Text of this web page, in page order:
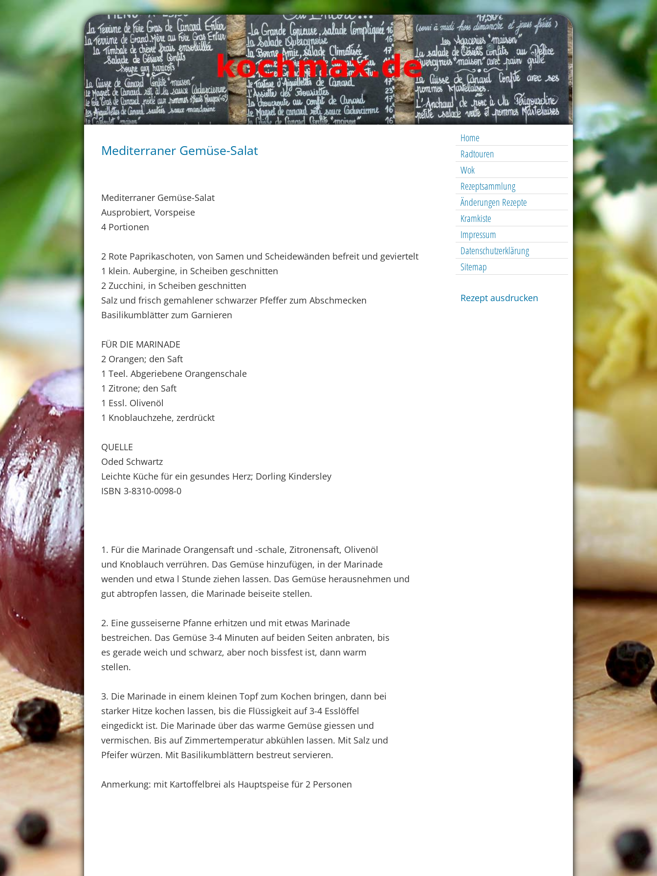
Home
Radtouren
Wok
Rezeptsammlung
Änderungen Rezepte
Kramkiste
Impressum
Datenschutzerklärung
Sitemap
Rezept ausdrucken
Mediterraner Gemüse-Salat
Mediterraner Gemüse-Salat
Ausprobiert, Vorspeise
4 Portionen
2 Rote Paprikaschoten, von Samen und Scheidewänden befreit und geviertelt
1 klein. Aubergine, in Scheiben geschnitten
2 Zucchini, in Scheiben geschnitten
Salz und frisch gemahlener schwarzer Pfeffer zum Abschmecken
Basilikumblätter zum Garnieren
FÜR DIE MARINADE
2 Orangen; den Saft
1 Teel. Abgeriebene Orangenschale
1 Zitrone; den Saft
1 Essl. Olivenöl
1 Knoblauchzehe, zerdrückt
QUELLE
Oded Schwartz
Leichte Küche für ein gesundes Herz; Dorling Kindersley
ISBN 3-8310-0098-0
1. Für die Marinade Orangensaft und -schale, Zitronensaft, Olivenöl
und Knoblauch verrühren. Das Gemüse hinzufügen, in der Marinade
wenden und etwa l Stunde ziehen lassen. Das Gemüse herausnehmen und
gut abtropfen lassen, die Marinade beiseite stellen.
2. Eine gusseiserne Pfanne erhitzen und mit etwas Marinade
bestreichen. Das Gemüse 3-4 Minuten auf beiden Seiten anbraten, bis
es gerade weich und schwarz, aber noch bissfest ist, dann warm
stellen.
3. Die Marinade in einem kleinen Topf zum Kochen bringen, dann bei
starker Hitze kochen lassen, bis die Flüssigkeit auf 3-4 Esslöffel
eingedickt ist. Die Marinade über das warme Gemüse giessen und
vermischen. Bis auf Zimmertemperatur abkühlen lassen. Mit Salz und
Pfeifer würzen. Mit Basilikumblättern bestreut servieren.
Anmerkung: mit Kartoffelbrei als Hauptspeise für 2 Personen